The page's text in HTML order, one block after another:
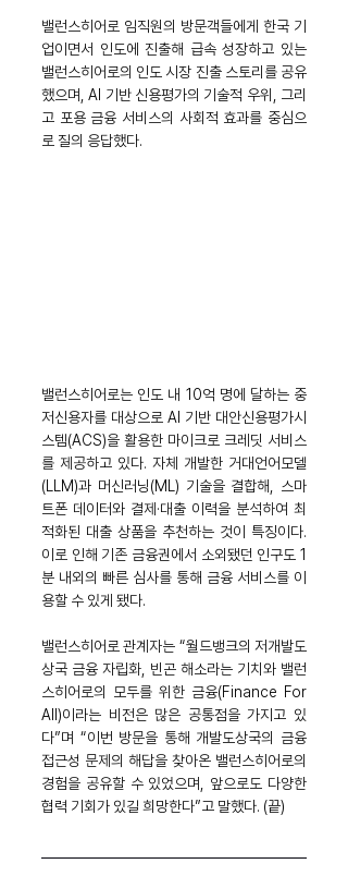
밸런스히어로 임직원의 방문객들에게 한국 기
업이면서 인도에 진출해 급속 성장하고 있는
밸런스히어로의 인도 시장 진출 스토리를 공유
했으며, AI 기반 신용평가의 기술적 우위, 그리
고 포용 금융 서비스의 사회적 효과를 중심으
로 질의 응답했다.
밸런스히어로는 인도 내 10억 명에 달하는 중
저신용자를 대상으로 AI 기반 대안신용평가시
스템(ACS)을 활용한 마이크로 크레딧 서비스
를 제공하고 있다. 자체 개발한 거대언어모델
(LLM)과 머신러닝(ML) 기술을 결합해, 스마
트폰 데이터와 결제·대출 이력을 분석하여 최
적화된 대출 상품을 추천하는 것이 특징이다.
이로 인해 기존 금융권에서 소외됐던 인구도 1
분 내외의 빠른 심사를 통해 금융 서비스를 이
용할 수 있게 됐다.
밸런스히어로 관계자는 “월드뱅크의 저개발도
상국 금융 자립화, 빈곤 해소라는 기치와 밸런
스히어로의 모두를 위한 금융(Finance For
All)이라는 비전은 많은 공통점을 가지고 있
다”며 “이번 방문을 통해 개발도상국의 금융
접근성 문제의 해답을 찾아온 밸런스히어로의
경험을 공유할 수 있었으며, 앞으로도 다양한
협력 기회가 있길 희망한다”고 말했다. (끝)